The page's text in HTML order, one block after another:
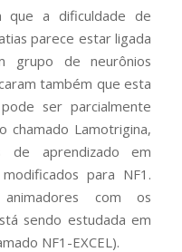
que a dificuldade de
parece estar ligada
grupo de neurônios
também que esta
ser parcialmente
chamado Lamotrigina,
de aprendizado em
para NF1.
com os
sendo estudada em
NF1-EXCEL).